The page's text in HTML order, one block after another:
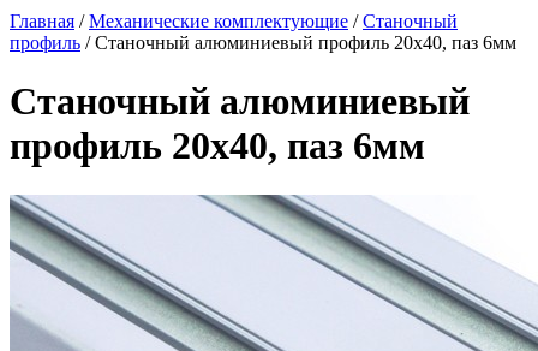
Главная /Механические комплектующие /Станочный
профиль / Станочный алюминиевый профиль 20x40, паз 6мм
Станочный алюминиевый
профиль 20x40, паз 6мм